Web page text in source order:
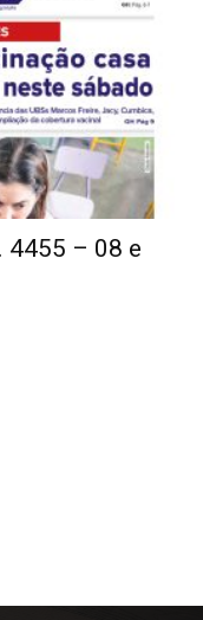
4455 – 08 e